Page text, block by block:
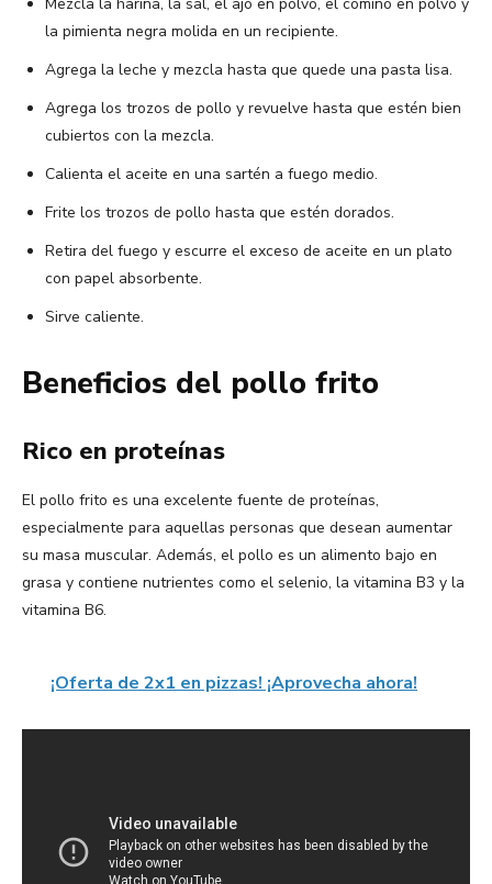
la pimienta negra molida en un recipiente.
Agrega la leche y mezcla hasta que quede una pasta lisa.
Agrega los trozos de pollo y revuelve hasta que estén bien
cubiertos con la mezcla.
Calienta el aceite en una sartén a fuego medio.
Frite los trozos de pollo hasta que estén dorados.
Retira del fuego y escurre el exceso de aceite en un plato
con papel absorbente.
Sirve caliente.
Beneficios del pollo frito
Rico en proteínas
El pollo frito es una excelente fuente de proteínas,
especialmente para aquellas personas que desean aumentar
su masa muscular. Además, el pollo es un alimento bajo en
grasa y contiene nutrientes como el selenio, la vitamina B3 y la
vitamina B6.
¡Oferta de 2x1 en pizzas! ¡Aprovecha ahora!